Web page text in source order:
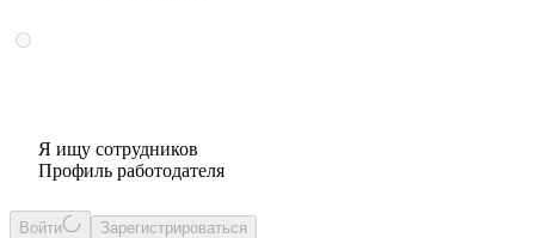
Я ищу сотрудников
Профиль работодателя
Войти Зарегистрироваться